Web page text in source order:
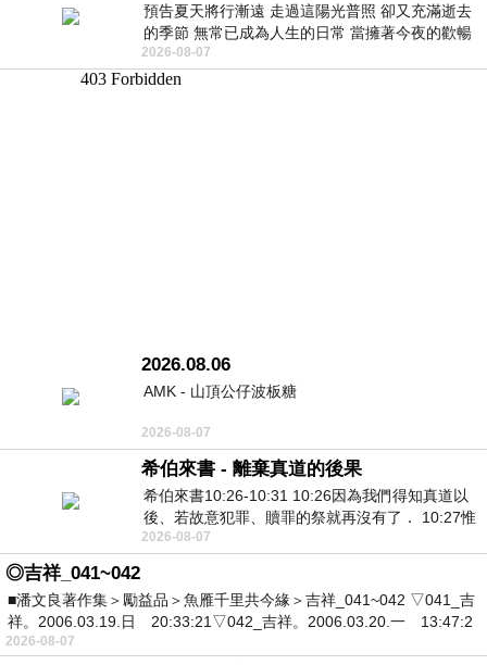
預告夏天將行漸遠 走過這陽光普照 卻又充滿逝去
的季節 無常已成為人生的日常 當擁著今夜的歡暢
舒心 轉眼驟成昨日 而明晨 太陽
2026-08-07
2026.08.06
AMK - 山頂公仔波板糖
2026-08-07
希伯來書 - 離棄真道的後果
希伯來書10:26-10:31 10:26因為我們得知真道以
後、若故意犯罪、贖罪的祭就再沒有了． 10:27惟
有戰懼等候審判和那燒滅眾敵人的烈火
2026-08-07
◎吉祥_041~042
■潘文良著作集＞勵益品＞魚雁千里共今緣＞吉祥_041~042 ▽041_吉
祥。2006.03.19.日 20:33:21▽042_吉祥。2006.03.20.一 13:47:2
2026-08-07